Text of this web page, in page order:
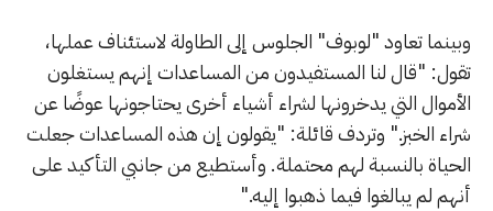
وبينما تعاود "لوبوف" الجلوس إلى الطاولة لاستئناف عملها،
تقول: "قال لنا المستفيدون من المساعدات إنهم يستغلون
الأموال التي يدخرونها لشراء أشياء أخرى يحتاجونها عوضًا عن
شراء الخبز." وتردف قائلة: "يقولون إن هذه المساعدات جعلت
الحياة بالنسبة لهم محتملة. وأستطيع من جانبي التأكيد على
أنهم لم يبالغوا فيما ذهبوا إليه."